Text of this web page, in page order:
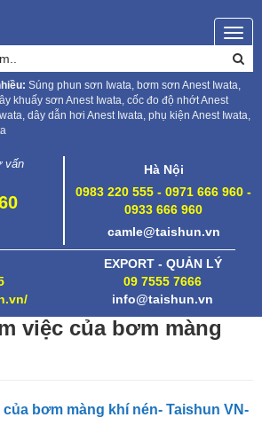
Súng phun sơn Iwata, bơm sơn Anest Iwata,
khuấy sơn Anest Iwata, cốc đo độ nhớt Anest
dây dẫn hơi Anest Iwata, phụ kiện Anest Iwata,
vấn
Hà Nội
0983 220 555 - 0971 666 960 -
0933 666 960
camle@taishun.vn
EXPORT - QUẢN LÝ
09 7555 7666
info@taishun.vn
việc của bơm màng
bơm màng khí nén- Taishun VN-